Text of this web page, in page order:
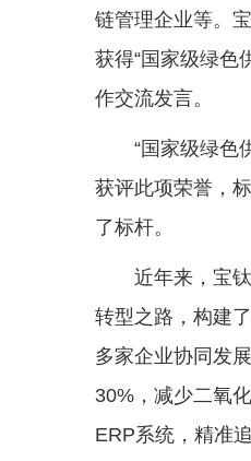
链管理企业等。
获得“国家级绿色
作交流发言。
“国家级绿色
获评此项荣誉，
了标杆。
近年来，宝
转型之路，构建
多家企业协同发
30%，减少二氧
ERP系统，精准